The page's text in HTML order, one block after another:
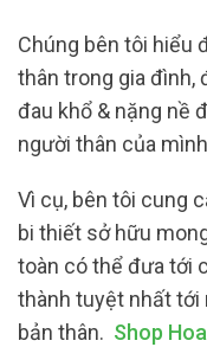
Chúng bên tôi hiểu
thân trong gia đình,
đau khổ & nặng nề
người thân của
Vì cụ, bên tôi cung
bi thiết sở hữu
toàn có thể đưa tới
thành tuyệt nhất tới
bản thân. Shop